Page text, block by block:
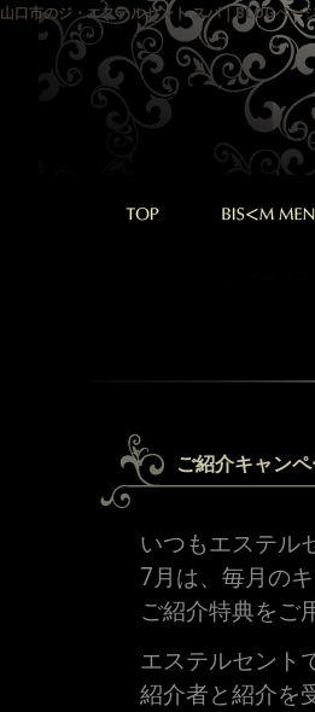
山口市のジ・エステルセント スパ｜BLOGペー
ご紹介キャン
いつもエステル
7月は、毎月の
ご紹介特典をご
エステルセント
紹介者と紹介を